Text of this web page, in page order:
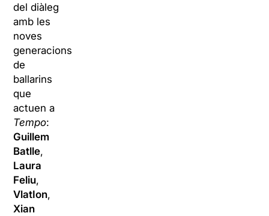
del diàleg
amb les
noves
generacions
de
ballarins
que
actuen a
Tempo:
Guillem
Batlle,
Laura
Feliu,
VlatIon,
Xian